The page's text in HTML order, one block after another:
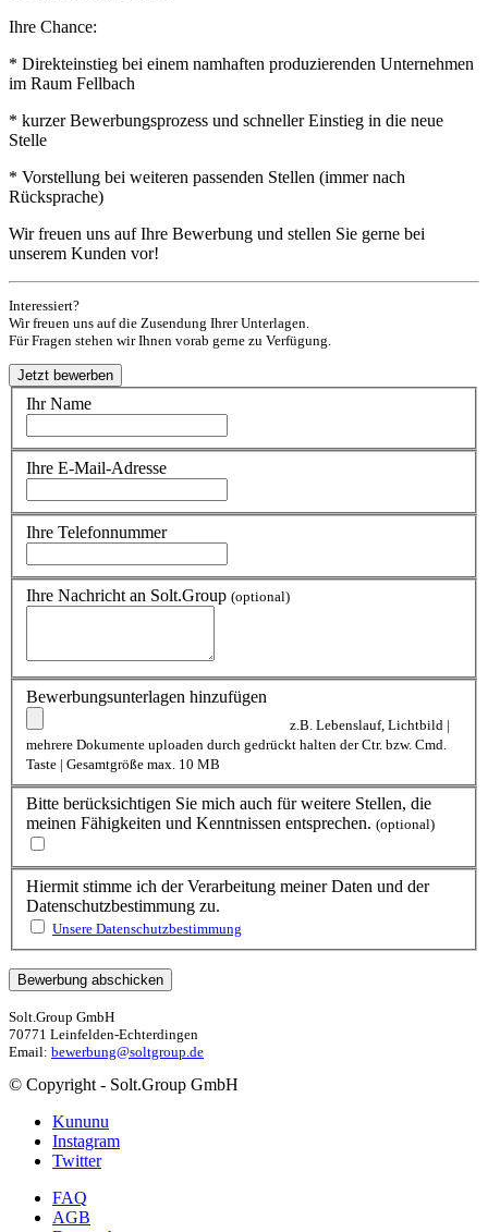
Ihre Chance:
* Direkteinstieg bei einem namhaften produzierenden Unternehmen
im Raum Fellbach
* kurzer Bewerbungsprozess und schneller Einstieg in die neue
Stelle
* Vorstellung bei weiteren passenden Stellen (immer nach
Rücksprache)
Wir freuen uns auf Ihre Bewerbung und stellen Sie gerne bei
unserem Kunden vor!
Interessiert?
Wir freuen uns auf die Zusendung Ihrer Unterlagen.
Für Fragen stehen wir Ihnen vorab gerne zu Verfügung.
Ihr Name
Ihre E-Mail-Adresse
Ihre Telefonnummer
Ihre Nachricht an Solt.Group (optional)
Bewerbungsunterlagen hinzufügen
z.B. Lebenslauf, Lichtbild |
mehrere Dokumente uploaden durch gedrückt halten der Ctr. bzw. Cmd.
Taste | Gesamtgröße max. 10 MB
Bitte berücksichtigen Sie mich auch für weitere Stellen, die
meinen Fähigkeiten und Kenntnissen entsprechen. (optional)
Hiermit stimme ich der Verarbeitung meiner Daten und der
Datenschutzbestimmung zu.
Unsere Datenschutzbestimmung
Solt.Group GmbH
70771 Leinfelden-Echterdingen
Email: bewerbung@soltgroup.de
© Copyright - Solt.Group GmbH
Kununu
Instagram
Twitter
FAQ
AGB